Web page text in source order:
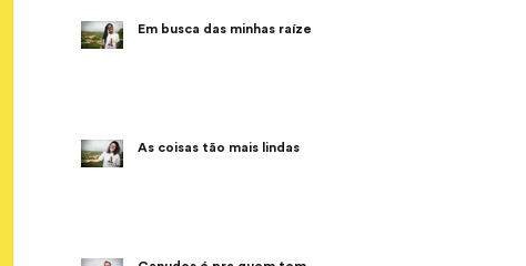
Em busca das minhas raízes
As coisas tão mais lindas